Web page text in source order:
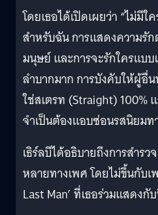
โดยเธอได้เปิดเผยว่า “ไม่มี
สำหรับฉัน การแสดงความรั
มนุษย์ และการจะรักใครแบ
ลำบากมาก การบังคับให้ผู้อื่
ใช่สเตรท (Straight) 100%
จำเป็นต้องแอบซ่อนรสนิยมท
เธิร์ลบีได้อธิบายถึงการสำร
หลายทางเพศ โดยไม่ขึ้นกับเ
Last Man’ ที่เธอร่วมแสดงกั